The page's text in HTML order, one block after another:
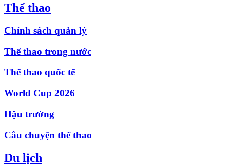
Thể thao
Chính sách quản lý
Thể thao trong nước
Thể thao quốc tế
World Cup 2026
Hậu trường
Câu chuyện thể thao
Du lịch